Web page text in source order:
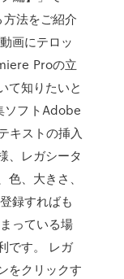
法をご紹介
画にテロッ
Proの立
て知りたいと
ソフトAdobe
キストの挿入
、レガシータ
、大きさ、
録すればも
っている場
です。 レガ
をクリックす